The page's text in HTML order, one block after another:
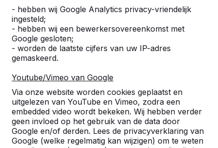
- hebben wij Google Analytics privacy-vriendelijk
ingesteld;
- hebben wij een bewerkersovereenkomst met
Google gesloten;
- worden de laatste cijfers van uw IP-adres
gemaskeerd.
Youtube/Vimeo van Google
Via onze website worden cookies geplaatst en
uitgelezen van YouTube en Vimeo, zodra een
embedded video wordt bekeken. Wij hebben verder
geen invloed op het gebruik van de data door
Google en/of derden. Lees de privacyverklaring van
Google (welke regelmatig kan wijzigen) om te weten
Referenties
U vindt onze producten in heel Europa en
buurt al een HeBlad product staat.
Product
Alles weergeven
Categorie